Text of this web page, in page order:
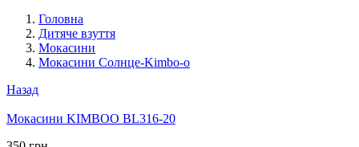
Головна
Дитяче взуття
Мокасини
Мокасини Солнце-Kimbo-o
Назад
Мокасини KIMBOO BL316-20